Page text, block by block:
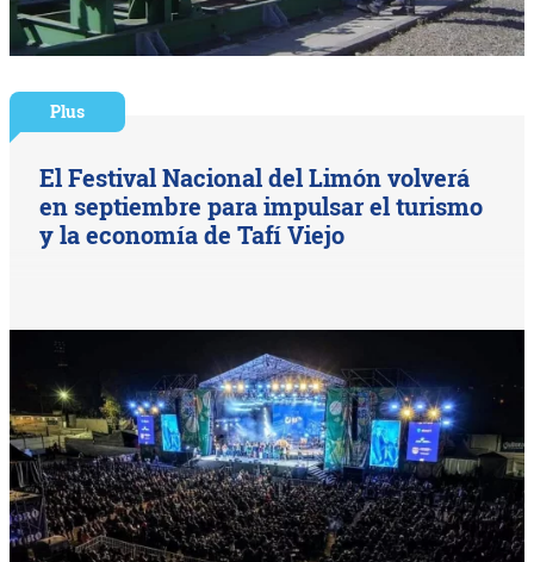
Plus
El Festival Nacional del Limón volverá
en septiembre para impulsar el turismo
y la economía de Tafí Viejo